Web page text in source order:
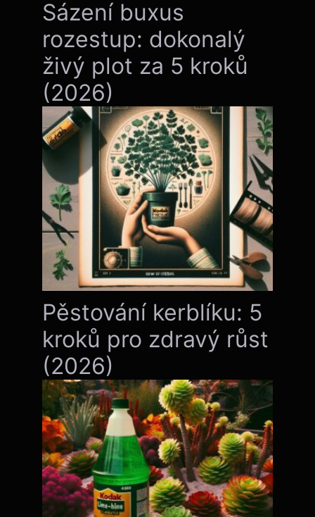
Sázení buxus
rozestup: dokonalý
živý plot za 5 kroků
(2026)
Pěstování kerblíku: 5
kroků pro zdravý růst
(2026)